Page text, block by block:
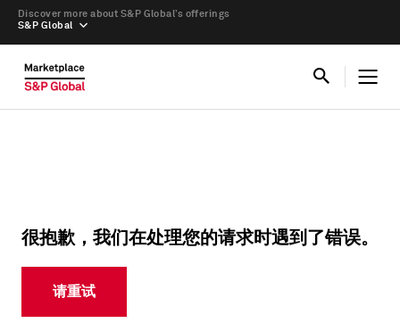
S&P Global
Discover more about S&P Global’s offerings
很抱歉，我们在处理您的请求时遇到了错误。
请重试